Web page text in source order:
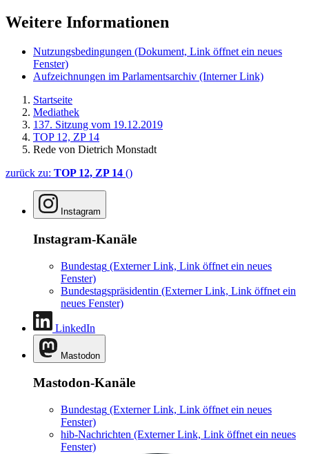
Weitere Informationen
Nutzungsbedingungen (Dokument, Link öffnet ein neues
Fenster)
Aufzeichnungen im Parlamentsarchiv (Interner Link)
Startseite
Mediathek
137. Sitzung vom 19.12.2019
TOP 12, ZP 14
Rede von Dietrich Monstadt
zurück zu: TOP 12, ZP 14 ()
Instagram
Instagram-Kanäle
Bundestag (Externer Link, Link öffnet ein neues
Fenster)
Bundestagspräsidentin (Externer Link, Link öffnet ein
neues Fenster)
LinkedIn
Mastodon
Mastodon-Kanäle
Bundestag (Externer Link, Link öffnet ein neues
Fenster)
hib-Nachrichten (Externer Link, Link öffnet ein neues
Fenster)